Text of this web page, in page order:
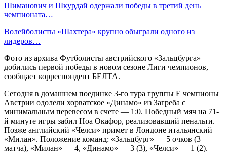
Шиманович и Шкурдай одержали победы в третий день
чемпионата…
Волейболисты «Шахтера» крупно обыграли одного из
лидеров…
Фото из архива Футболисты австрийского «Зальцбурга»
добились первой победы в новом сезоне Лиги чемпионов,
сообщает корреспондент БЕЛТА.
Сегодня в домашнем поединке 3-го тура группы Е чемпионы
Австрии одолели хорватское «Динамо» из Загреба с
минимальным перевесом в счете — 1:0. Победный мяч на 71-
й минуте игры забил Ноа Окафор, реализовавший пенальти.
Позже английский «Челси» примет в Лондоне итальянский
«Милан». Положение команд: «Зальцбург» — 5 очков (3
матча), «Милан» — 4, «Динамо» — 3 (3), «Челси» — 1 (2).